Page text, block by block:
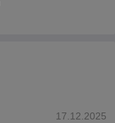
17.12.2025